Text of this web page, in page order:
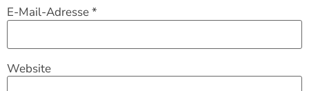
E-Mail-Adresse*
Website